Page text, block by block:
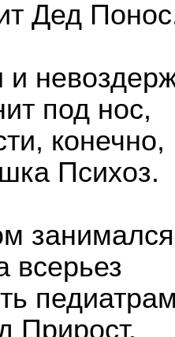
Дед
и
под нос,
конечно,
Психоз.
занимался
всерьез
Прирост.